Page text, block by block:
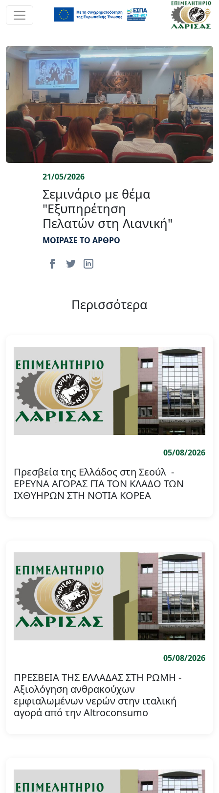
21/05/2026
Σεμινάριο με θέμα
"Εξυπηρέτηση
Πελατών στη Λιανική"
ΜΟΙΡΑΣΕ ΤΟ ΑΡΘΡΟ
Περισσότερα
05/08/2026
Πρεσβεία της Ελλάδος στη Σεούλ -
ΕΡΕΥΝΑ ΑΓΟΡΑΣ ΓΙΑ ΤΟΝ ΚΛΑΔΟ ΤΩΝ
ΙΧΘΥΗΡΩΝ ΣΤΗ ΝΟΤΙΑ ΚΟΡΕΑ
05/08/2026
ΠΡΕΣΒΕΙΑ ΤΗΣ ΕΛΛΑΔΑΣ ΣΤΗ ΡΩΜΗ -
Αξιολόγηση ανθρακούχων
εμφιαλωμένων νερών στην ιταλική
αγορά από την Altroconsumo